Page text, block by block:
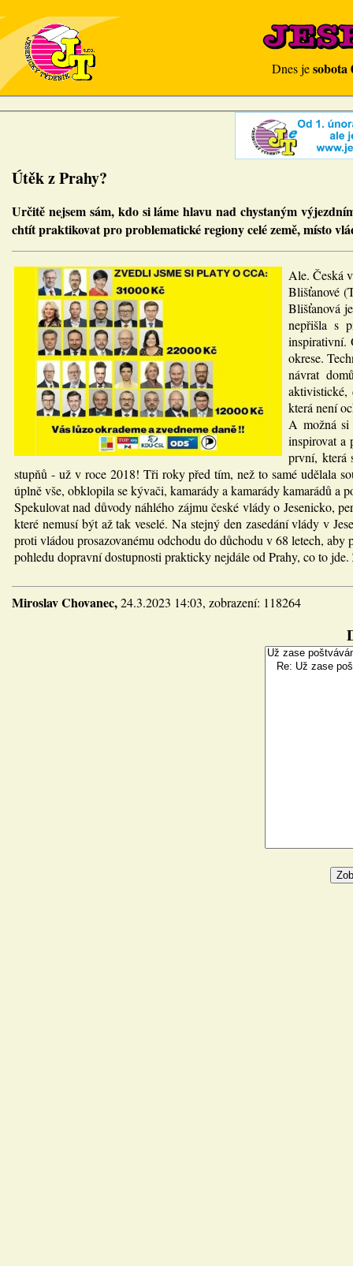
Dnes jesobota
Útěk z Prahy?
Určitě nejsem sám, kdo si láme hlavu nad chystaným
chtít praktikovat pro problematické regiony celé země, místo
Ale. Česká
Blišťanové
Blišťanová
nepřišla s
inspirativní.
okrese.
návrat
aktivistické,
která není
A možná si
inspirovat a
první, která
stupňů - už v roce 2018! Tři roky před tím, než to samé udělala
úplně vše, obklopila se kývači, kamarády a kamarády kamarádů a
Spekulovat nad důvody náhlého zájmu české vlády o Jesenicko,
které nemusí být až tak veselé. Na stejný den zasedání vlády v
proti vládou prosazovanému odchodu do důchodu v 68 letech,
pohledu dopravní dostupnosti prakticky nejdále od Prahy, co to
Miroslav Chovanec,24.3.2023 14:03, zobrazení: 118264